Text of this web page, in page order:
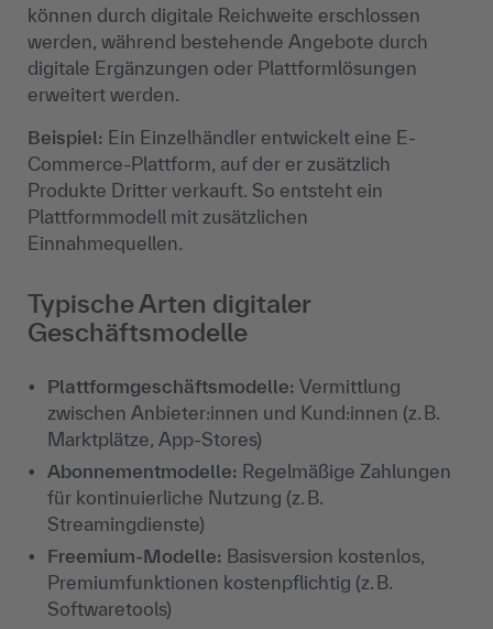
können durch digitale Reichweite erschlossen
werden, während bestehende Angebote durch
digitale Ergänzungen oder Plattformlösungen
erweitert werden.
Beispiel: Ein Einzelhändler entwickelt eine E-
Commerce-Plattform, auf der er zusätzlich
Produkte Dritter verkauft. So entsteht ein
Plattformmodell mit zusätzlichen
Einnahmequellen.
Typische Arten digitaler
Geschäftsmodelle
Plattformgeschäftsmodelle: Vermittlung
zwischen Anbieter:innen und Kund:innen (z. B.
Marktplätze, App-Stores)
Abonnementmodelle: Regelmäßige Zahlungen
für kontinuierliche Nutzung (z. B.
Streamingdienste)
Freemium-Modelle: Basisversion kostenlos,
Premiumfunktionen kostenpflichtig (z. B.
Softwaretools)